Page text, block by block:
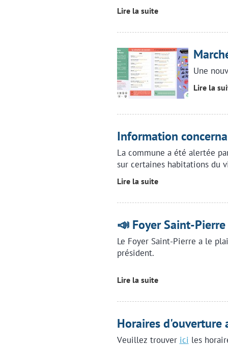
Lire la suite
Une
Lire la
Information
La commune a été alertée
sur certaines habitations du
Lire la suite
📣 Foyer Saint-
Le Foyer Saint-Pierre a le
président.
Lire la suite
Horaires d'ouverture
Veuillez trouver ici les